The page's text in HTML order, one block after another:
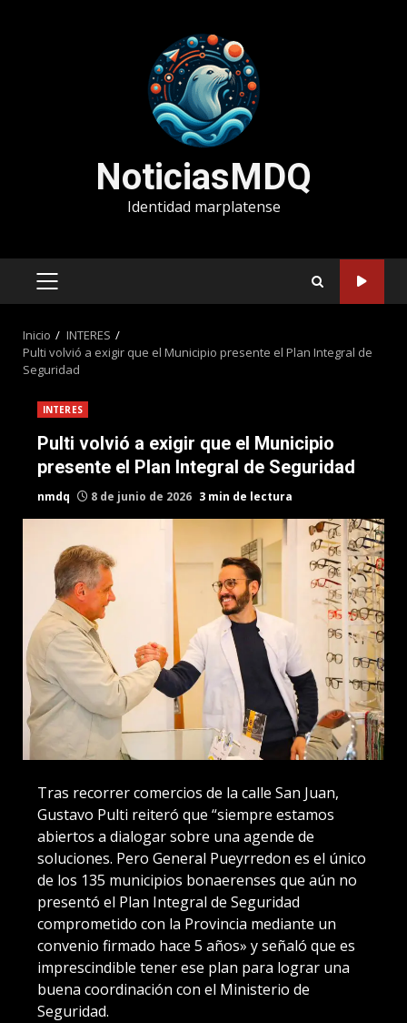
NoticiasMDQ
Identidad marplatense
MENÚ
Inicio
INTERES
Pulti volvió a exigir que el Municipio presente el Plan Integral de
Seguridad
INTERES
Pulti volvió a exigir que el Municipio
presente el Plan Integral de Seguridad
nmdq 8 de junio de 2026 3 min de lectura
Tras recorrer comercios de la calle San Juan,
Gustavo Pulti reiteró que “siempre estamos
abiertos a dialogar sobre una agende de
soluciones. Pero General Pueyrredon es el único
de los 135 municipios bonaerenses que aún no
presentó el Plan Integral de Seguridad
comprometido con la Provincia mediante un
convenio firmado hace 5 años» y señaló que es
imprescindible tener ese plan para lograr una
buena coordinación con el Ministerio de
Seguridad.